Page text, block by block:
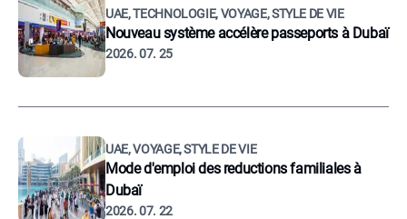
UAE, TECHNOLOGIE, VOYAGE, STYLE DE VIE
Nouveau système accélère passeports à Dubaï
2026. 07. 25
UAE, VOYAGE, STYLE DE VIE
Mode d'emploi des reductions familiales à
Dubaï
2026. 07. 22